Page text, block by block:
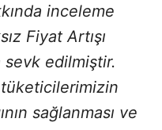
inceleme
Fiyat Artışı
sevk edilmiştir.
tüketicilerimizin
sağlanması ve